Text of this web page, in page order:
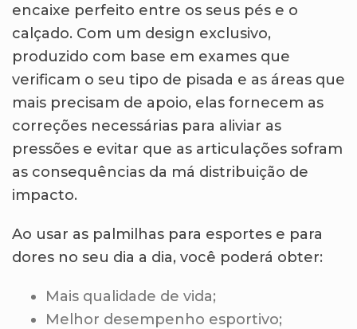
encaixe perfeito entre os seus pés e o
calçado. Com um design exclusivo,
produzido com base em exames que
verificam o seu tipo de pisada e as áreas que
mais precisam de apoio, elas fornecem as
correções necessárias para aliviar as
pressões e evitar que as articulações sofram
as consequências da má distribuição de
impacto.
Ao usar as palmilhas para esportes e para
dores no seu dia a dia, você poderá obter:
Mais qualidade de vida;
Melhor desempenho esportivo;